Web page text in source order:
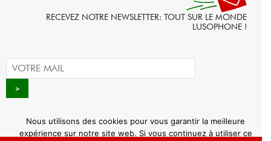
RECEVEZ NOTRE NEWSLETTER: TOUT SUR LE MONDE
LUSOPHONE !
Nous utilisons des cookies pour vous garantir la meilleure
expérience sur notre site web. Si vous continuez à utiliser ce